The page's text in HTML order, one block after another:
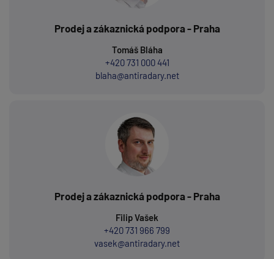
Prodej a zákaznická podpora - Praha
Tomáš Bláha
+420 731 000 441
blaha@antiradary.net
Prodej a zákaznická podpora - Praha
Filip Vašek
+420 731 966 799
vasek@antiradary.net